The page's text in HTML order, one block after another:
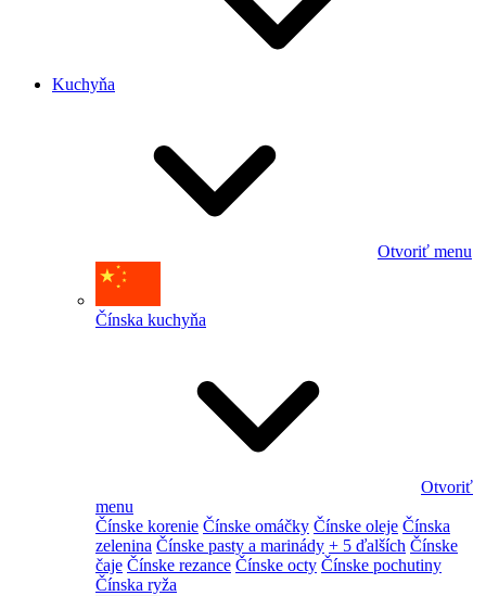
Kuchyňa
Otvoriť menu
Čínska kuchyňa
Otvoriť
menu
Čínske korenie Čínske omáčky Čínske oleje Čínska
zelenina Čínske pasty a marinády + 5 ďalších Čínske
čaje Čínske rezance Čínske octy Čínske pochutiny
Čínska ryža